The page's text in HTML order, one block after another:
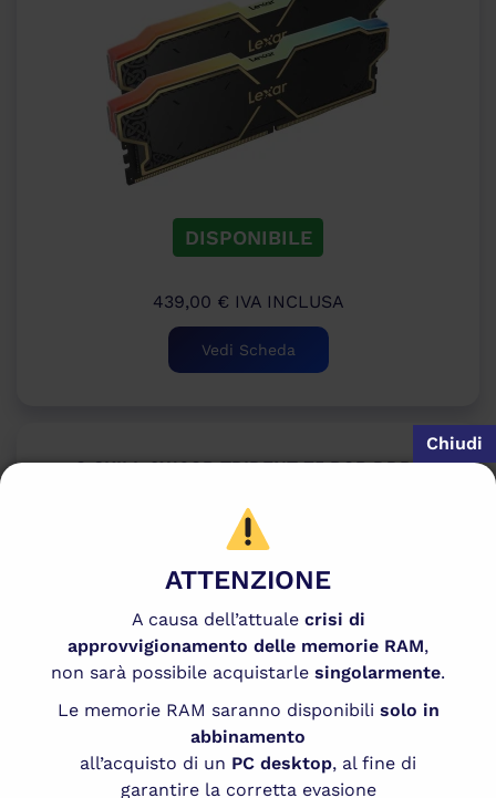
DISPONIBILE
439,00 € IVA INCLUSA
Vedi Scheda
G.SKILL 2X16GB TRIDENT Z5 RGB DDR5
DISPONIBILE
ATTENZIONE
A causa dell’attuale crisi di
approvvigionamento delle memorie RAM,
non sarà possibile acquistarle singolarmente.
Le memorie RAM saranno disponibili solo in
abbinamento
all’acquisto di un PC desktop, al fine di
garantire la corretta evasione